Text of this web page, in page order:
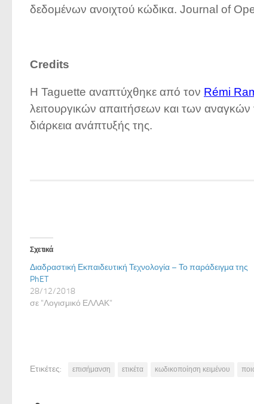
δεδομένων ανοιχτού κώδικα. Journal of
Credits
Η Taguette αναπτύχθηκε από τον Rémi
λειτουργικών απαιτήσεων και των
διάρκεια ανάπτυξής της.
Σχετικά
Διαδραστική Εκπαιδευτική Τεχνολογία – Το παράδειγμα της
PhET
28/12/2018
σε "Λογισμικό ΕΛΛΑΚ"
Ετικέτες: επισήμανση ετικέτα κωδικοποίηση κειμένου